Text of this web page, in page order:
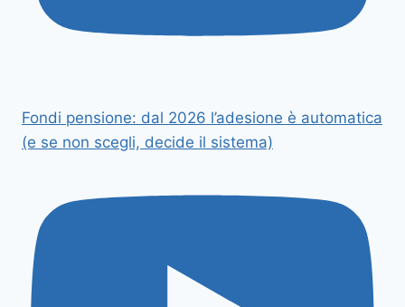
Fondi pensione: dal 2026 l’adesione è automatica
(e se non scegli, decide il sistema)